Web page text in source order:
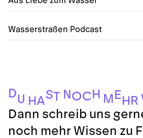
Wasserstraßen Podcast
DU H AST N OC H M E H R
Dann schreib uns
noch mehr Wissen zu